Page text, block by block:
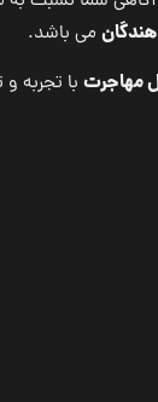
می باشد.
مهاجرت با تجربه